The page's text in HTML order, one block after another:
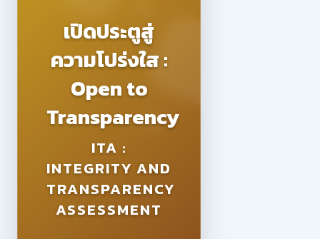
เปิดประตูสู่
ความโปร่งใส :
Open to
Transparency
ITA :
INTEGRITY AND
TRANSPARENCY
ASSESSMENT